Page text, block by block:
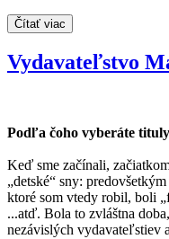
Čítať viac
Vydavateľstvo
Podľa čoho vyberáte
Keď sme začínali,
„detské“ sny:
ktoré som vtedy robil, boli
...atď. Bola to zvláštna
nezávislých vydavateľstiev